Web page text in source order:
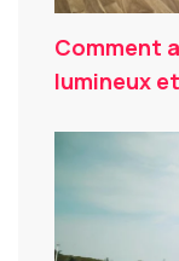
Comment
lumineux